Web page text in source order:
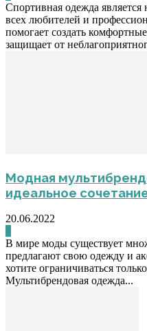
Спортивная одежда
всех любителей и
помогает создать
защищает от
Модная
идеальное
20.06.2022
В мире моды существует
предлагают свою одежду и
хотите ограничиваться
Мультибрендовая одежда...